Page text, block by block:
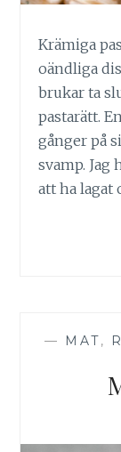
Krämiga
oändliga
brukar ta
pastarätt.
gånger på
svamp.
att ha lagat
— MAT,